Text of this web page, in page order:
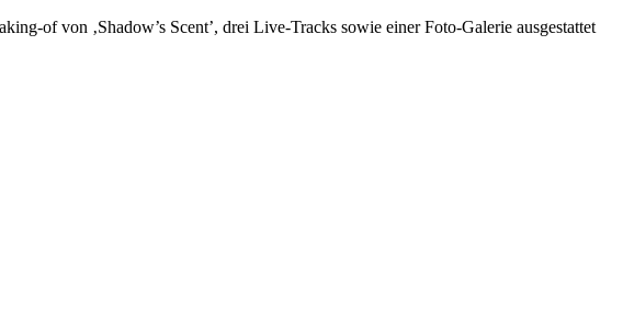
of von ‚Shadow’s Scent’, drei Live-Tracks sowie einer Foto-Galerie ausgestattet